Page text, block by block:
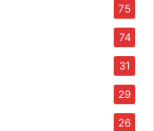
75
74
31
29
26